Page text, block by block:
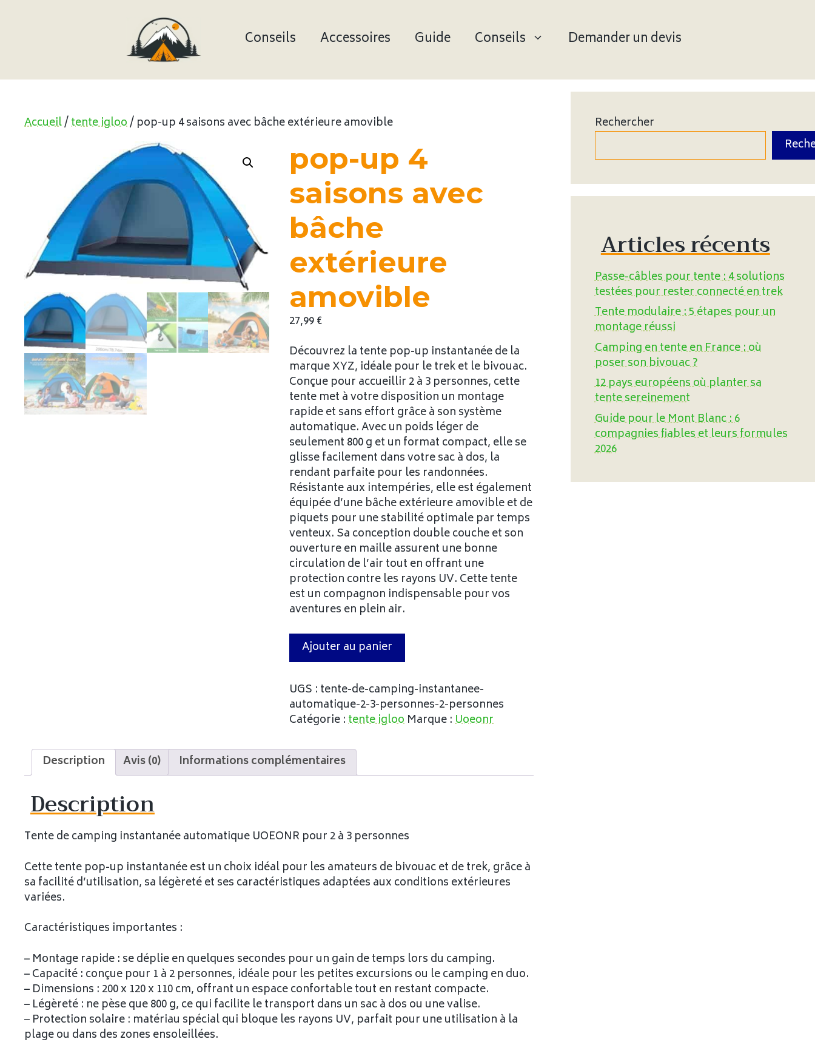
Conseils Accessoires Guide Conseils Demander un devis
Accueil/tente igloo/ pop-up 4 saisons avec bâche extérieure amovible
pop-up 4
saisons avec
bâche
extérieure
amovible
27,99€
Découvrez la tente pop-up instantanée de la
marque XYZ, idéale pour le trek et le bivouac.
Conçue pour accueillir 2 à 3 personnes, cette
tente met à votre disposition un montage
rapide et sans effort grâce à son système
automatique. Avec un poids léger de
seulement 800 g et un format compact, elle se
glisse facilement dans votre sac à dos, la
rendant parfaite pour les randonnées.
Résistante aux intempéries, elle est également
équipée d’une bâche extérieure amovible et de
piquets pour une stabilité optimale par temps
venteux. Sa conception double couche et son
ouverture en maille assurent une bonne
circulation de l’air tout en offrant une
protection contre les rayons UV. Cette tente
est un compagnon indispensable pour vos
aventures en plein air.
Ajouter au panier
UGS : tente-de-camping-instantanee-
automatique-2-3-personnes-2-personnes
Catégorie :tente igloo Marque :Uoeonr
Description Avis (0) Informations complémentaires
Description
Tente de camping instantanée automatique UOEONR pour 2 à 3 personnes
Cette tente pop-up instantanée est un choix idéal pour les amateurs de bivouac et de trek, grâce à
sa facilité d’utilisation, sa légèreté et ses caractéristiques adaptées aux conditions extérieures
variées.
Caractéristiques importantes :
– Montage rapide : se déplie en quelques secondes pour un gain de temps lors du camping.
– Capacité : conçue pour 1 à 2 personnes, idéale pour les petites excursions ou le camping en duo.
– Dimensions : 200 x 120 x 110 cm, offrant un espace confortable tout en restant compacte.
– Légèreté : ne pèse que 800 g, ce qui facilite le transport dans un sac à dos ou une valise.
– Protection solaire : matériau spécial qui bloque les rayons UV, parfait pour une utilisation à la
plage ou dans des zones ensoleillées.
Rechercher
Articles récents
Passe-câbles pour tente : 4 solutions
testées pour rester connecté en trek
Tente modulaire : 5 étapes pour un
montage réussi
Camping en tente en France : où
poser son bivouac ?
12 pays européens où planter sa
tente sereinement
Guide pour le Mont Blanc : 6
compagnies fiables et leurs formules
2026